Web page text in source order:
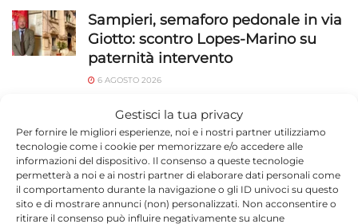
Gestisci la tua privacy
Per fornire le migliori esperienze, noi e i nostri partner utilizziamo
tecnologie come i cookie per memorizzare e/o accedere alle
informazioni del dispositivo. Il consenso a queste tecnologie
permetterà a noi e ai nostri partner di elaborare dati personali come
il comportamento durante la navigazione o gli ID univoci su questo
sito e di mostrare annunci (non) personalizzati. Non acconsentire o
ritirare il consenso può influire negativamente su alcune
Sampieri, semaforo pedonale in via
Giotto: scontro Lopes-Marino su
paternità intervento
6 AGOSTO 2026
Ragusa, 184 operatori in campo a
luglio: 1.527 identificati e 23 stranieri
espulsi
6 AGOSTO 2026
Capretta legata sotto il sole sulla